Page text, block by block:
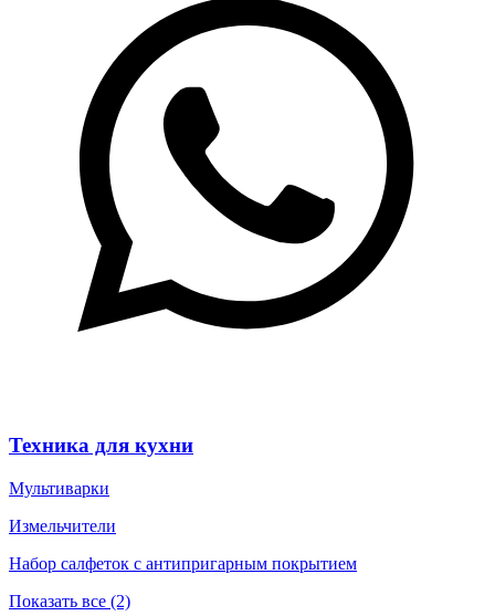
Техника для кухни
Мультиварки
Измельчители
Набор салфеток с антипригарным покрытием
Показать все (2)